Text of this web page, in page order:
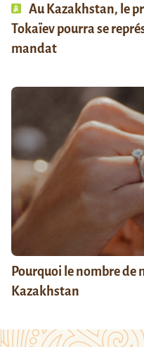
Au Kazakhstan, le
Tokaïev pourra se
mandat
Pourquoi le nombre de
Kazakhstan